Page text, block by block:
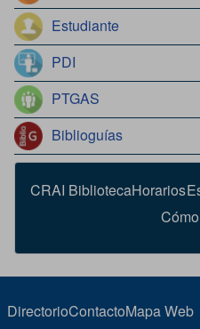
Estudiante
PDI
PTGAS
Biblioguías
CRAI BibliotecaHorarios
DirectorioContactoMapa Web